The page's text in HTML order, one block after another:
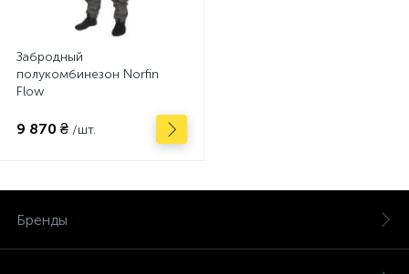
Забродный
полукомбинезон Norfin
Flow
9 870 ₴ /шт.
Бренды